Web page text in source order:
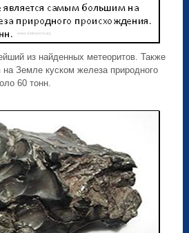
из найденных метеоритов. Также
Земле куском железа природного
60 тонн.